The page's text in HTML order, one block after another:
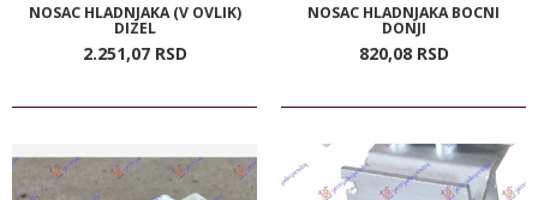
NOSAC HLADNJAKA (V OVLIK)
DIZEL
2.251,07 RSD
NOSAC HLADNJAKA BOCNI
DONJI
820,08 RSD